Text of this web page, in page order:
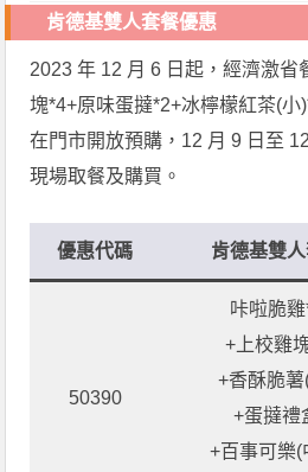
肯德基雙人套餐優惠
2023 年 12 月 6 日起，經濟激省
塊*4+原味蛋撻*2+冰檸檬紅茶(小
在門市開放預購，12 月 9 日至
現場取餐及購買。
優惠代碼 肯德基雙
50390
咔啦脆
+上校雞
+香酥脆薯
+蛋撻禮
+百事可樂(